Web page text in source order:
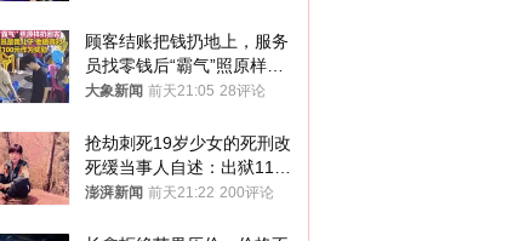
顾客结账把钱扔地上，服务
员找零钱后“霸气”照原样扔
回去
大象新闻 前天21:05 28评论
抢劫刺死19岁少女的死刑改
死缓当事人自述：出狱11年
间始终刻意躲避被害人家属
澎湃新闻 前天21:22 200评论